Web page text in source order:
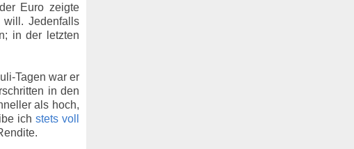
Euro zeigte
Jedenfalls
in der letzten
Tagen war er
in den
als hoch,
ichstets voll